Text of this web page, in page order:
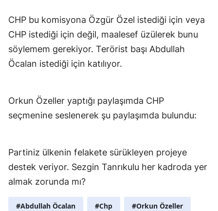
CHP bu komisyona Özgür Özel istediği için veya
CHP istediği için değil, maalesef üzülerek bunu
söylemem gerekiyor. Terörist başı Abdullah
Öcalan istediği için katılıyor.
Orkun Özeller yaptığı paylaşımda CHP
seçmenine seslenerek şu paylaşımda bulundu:
Partiniz ülkenin felakete sürükleyen projeye
destek veriyor. Sezgin Tanrıkulu her kadroda yer
almak zorunda mı?
#Abdullah Öcalan #Chp #Orkun Özeller